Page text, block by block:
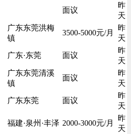
面议
昨
天
广东东莞洪梅
镇
3500-5000元/月
昨
天
广东·东莞 面议
昨
天
广东东莞清溪
镇
面议
昨
天
广东东莞 面议
昨
天
福建·泉州·丰泽 2000-3000元/月
昨
天